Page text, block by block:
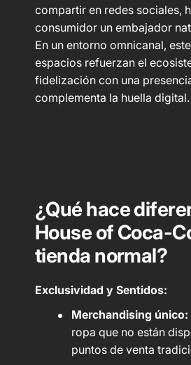
compartir en redes sociales,
consumidor un embajador
En un entorno omnicanal,
espacios refuerzan el
fidelización con una
complementa la huella digital.
¿Qué hace
House of Coca-
tienda normal?
Exclusividad y Sentidos:
Merchandising único:
ropa que no están
puntos de venta